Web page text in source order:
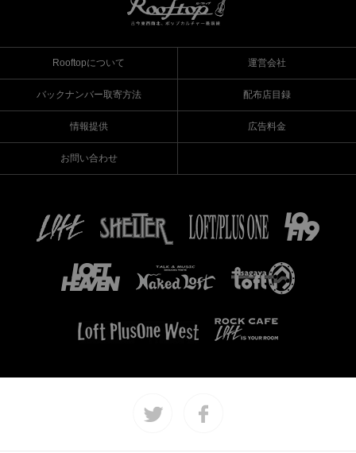
Rooftopについて 運営会社
バックナンバー取寄方法 配布店目録
情報提供 広告料金
お問い合わせ